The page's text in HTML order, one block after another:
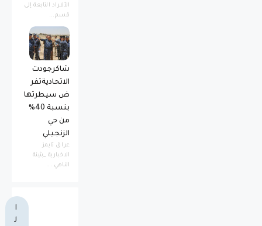
الأفراد التابعة إلى
قسم...
شاكرجودت
الاتحاديةتفر
ض سيطرتها
بنسبة 40%
من حي
الزنجيلي
عراق تايمز
الاخبارية _بثينة
الناهي ...
ا
ل